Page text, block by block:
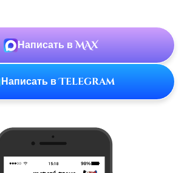
Написать в MAX
Написать в Telegram